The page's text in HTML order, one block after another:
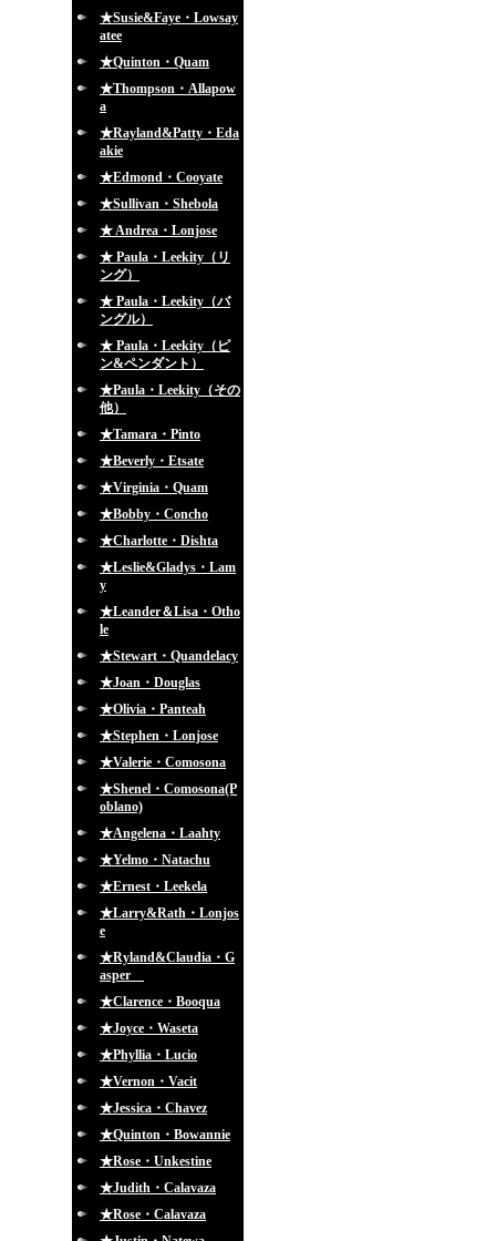
★Susie&Faye・Lowsay
atee
★Quinton・Quam
★Thompson・Allapow
a
★Rayland&Patty・Eda
akie
★Edmond・Cooyate
★Sullivan・Shebola
★ Andrea・Lonjose
★ Paula・Leekity（リ
ング）
★ Paula・Leekity（バ
ングル）
★ Paula・Leekity（ピ
ン&ペンダント）
★Paula・Leekity（その
他）
★Tamara・Pinto
★Beverly・Etsate
★Virginia・Quam
★Bobby・Concho
★Charlotte・Dishta
★Leslie&Gladys・Lam
y
★Leander＆Lisa・Otho
le
★Stewart・Quandelacy
★Joan・Douglas
★Olivia・Panteah
★Stephen・Lonjose
★Valerie・Comosona
★Shenel・Comosona(P
oblano)
★Angelena・Laahty
★Yelmo・Natachu
★Ernest・Leekela
★Larry&Rath・Lonjos
e
★Ryland&Claudia・G
asper
★Clarence・Booqua
★Joyce・Waseta
★Phyllia・Lucio
★Vernon・Vacit
★Jessica・Chavez
★Quinton・Bowannie
★Rose・Unkestine
★Judith・Calavaza
★Rose・Calavaza